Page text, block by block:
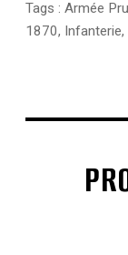
Tags : Armée
1870, Infanterie,